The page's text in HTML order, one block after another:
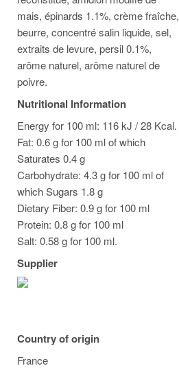
mais, épinards 1.1%, crème fraîche,
beurre, concentré salin liquide, sel,
extraits de levure, persil 0.1%,
arôme naturel, arôme naturel de
poivre.
Nutritional Information
Energy for 100 ml: 116 kJ / 28 Kcal.
Fat: 0.6 g for 100 ml of which
Saturates 0.4 g
Carbohydrate: 4.3 g for 100 ml of
which Sugars 1.8 g
Dietary Fiber: 0.9 g for 100 ml
Protein: 0.8 g for 100 ml
Salt: 0.58 g for 100 ml.
Supplier
Country of origin
France